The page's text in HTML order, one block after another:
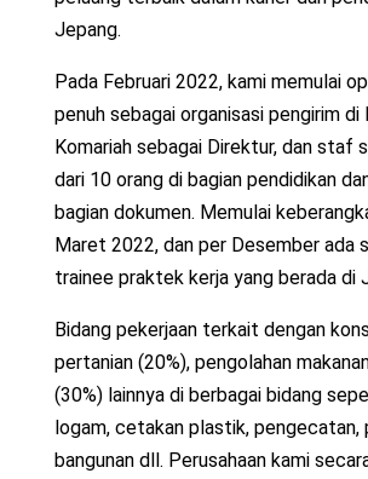
Jepang.
Pada Februari 2022, kami memulai
penuh sebagai organisasi pengirim di
Komariah sebagai Direktur, dan staf
dari 10 orang di bagian pendidikan
bagian dokumen. Memulai
Maret 2022, dan per Desember ada
trainee praktek kerja yang berada di
Bidang pekerjaan terkait dengan
pertanian (20%), pengolahan
(30%) lainnya di berbagai bidang
logam, cetakan plastik, pengecatan,
bangunan dll. Perusahaan kami